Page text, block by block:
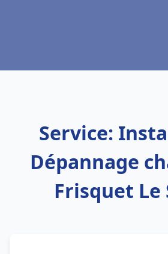
Service:
Dépannage
Frisquet Le